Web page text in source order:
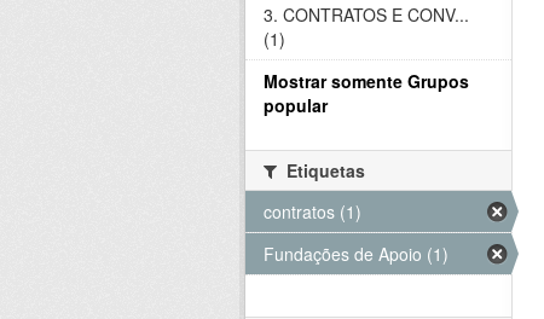
3. CONTRATOS E CONV...
(1)
Mostrar somente Grupos
popular
Etiquetas
contratos (1)
Fundações de Apoio (1)